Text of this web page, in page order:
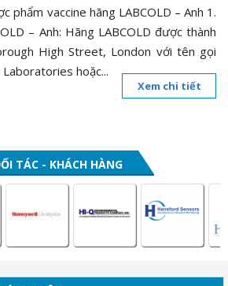
t
i
o
phẩm vaccine hãng LABCOLD – Anh 1.
– Anh: Hãng LABCOLD được thành
High Street, London với tên gọi
hoặc...
Xem chi tiết
TÁC - KHÁCH HÀNG